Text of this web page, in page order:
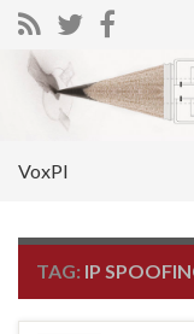
Search
VoxPI
TAG: IP